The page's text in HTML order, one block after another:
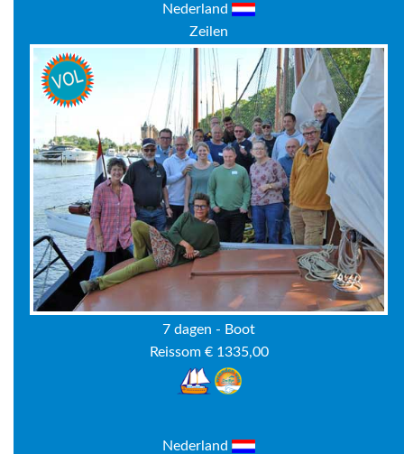
Nederland
Zeilen
7 dagen - Boot
Reissom € 1335,00
Nederland